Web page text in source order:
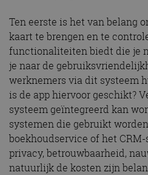
Ten eerste is het van belang
kaart te brengen en te
functionaliteiten biedt die je
je naar de
werknemers via dit systeem
is de app hiervoor geschikt?
systeem geïntegreerd kan
systemen die gebruikt
boekhoudservice of het
privacy, betrouwbaarheid,
natuurlijk de kosten zijn